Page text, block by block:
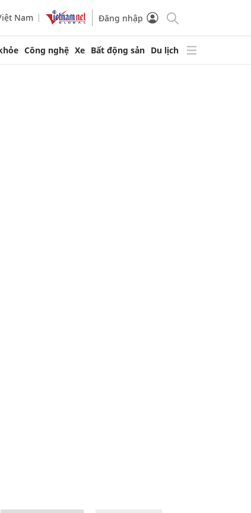
Nam Đăng nhập
Công nghệ Xe Bất động sản Du lịch